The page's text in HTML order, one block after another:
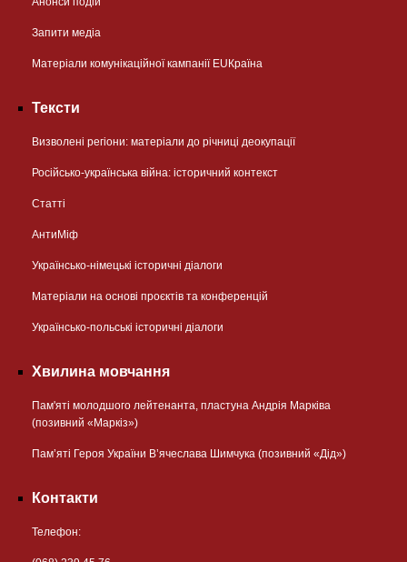
Запити медіа
Матеріали комунікаційної кампанії EUКраїна
Тексти
Визволені регіони: матеріали до річниці деокупації
Російсько-українська війна: історичний контекст
Статті
АнтиМіф
Українсько-німецькі історичні діалоги
Матеріали на основі проєктів та конференцій
Українсько-польські історичні діалоги
Хвилина мовчання
Пам'яті молодшого лейтенанта, пластуна Андрія Марківа
(позивний «Маркіз»)
Пам’яті Героя України В’ячеслава Шимчука (позивний «Дід»)
Контакти
Телефон: